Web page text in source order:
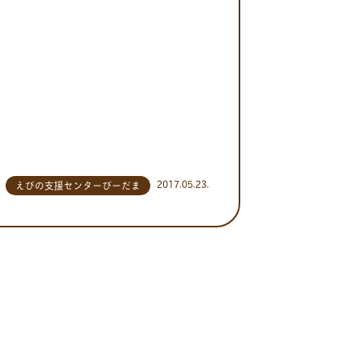
2017.05.23.
えびの支援センターびーだま